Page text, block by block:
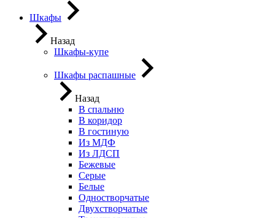
Шкафы
Назад
Шкафы-купе
Шкафы распашные
Назад
В спальню
В коридор
В гостиную
Из МДФ
Из ЛДСП
Бежевые
Серые
Белые
Одностворчатые
Двухстворчатые